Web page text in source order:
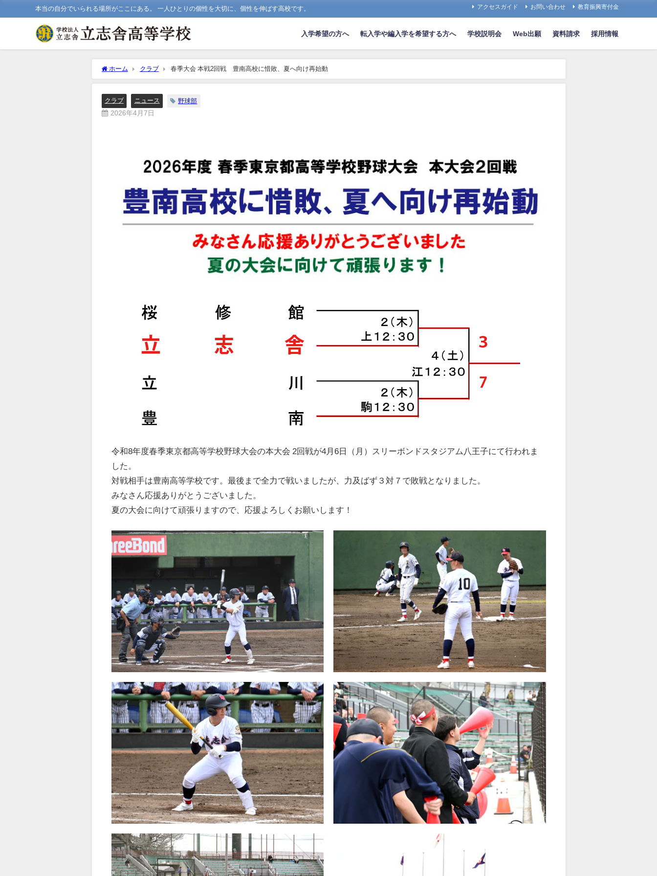
本当の自分でいられる場所がここにある。 一人ひとりの個性を大切に、個性を伸ばす高校です。 アクセスガイド お問い合わせ 教育振興寄付金
入学希望の方へ 転入学や編入学を希望する方へ 学校説明会 Web出願 資料請求 採用情報
ホーム クラブ 春季大会 本戦2回戦 豊南高校に惜敗、夏へ向け再始動
クラブ ニュース 野球部
2026年4月7日
令和8年度春季東京都高等学校野球大会の本大会 2回戦が4月6日（月）スリーボンドスタジアム八王子にて行われま
した。
対戦相手は豊南高等学校です。最後まで全力で戦いましたが、力及ばず３対７で敗戦となりました。
みなさん応援ありがとうございました。
夏の大会に向けて頑張りますので、応援よろしくお願いします！